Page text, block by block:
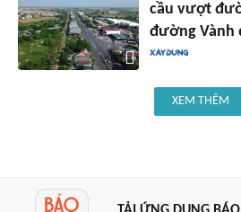
cầu vượt
đường Vành
XEM THÊM